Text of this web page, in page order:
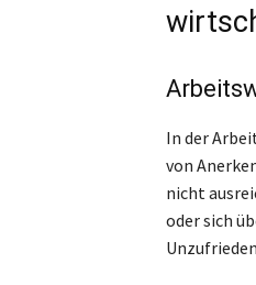
In der
von
nicht
oder sich